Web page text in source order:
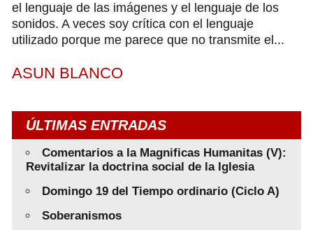
el lenguaje de las imágenes y el lenguaje de los
sonidos. A veces soy crítica con el lenguaje
utilizado porque me parece que no transmite el...
ASUN BLANCO
ÚLTIMAS ENTRADAS
Comentarios a la Magnificas Humanitas (V):
Revitalizar la doctrina social de la Iglesia
Domingo 19 del Tiempo ordinario (Ciclo A)
Soberanismos